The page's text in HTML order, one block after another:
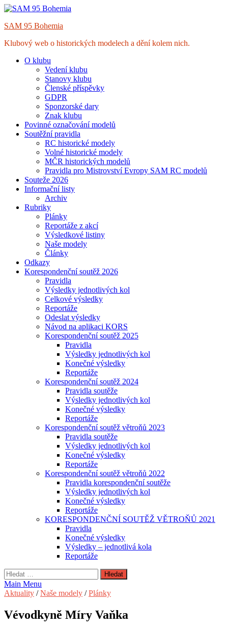
Skip
content
SAM 95 Bohemia
Klubový web o historických modelech a dění kolem nich.
O klubu
Vedení klubu
Stanovy klubu
Členské příspěvky
GDPR
Sponzorské dary
Znak klubu
Povinné označování modelů
Soutěžní pravidla
RC historické modely
Volné historické modely
MČR historických modelů
Pravidla pro Mistrovství Evropy SAM RC modelů
Souteže 2026
Informační listy
Archiv
Rubriky
Plánky
Reportáže z akcí
Výsledkové listiny
Naše modely
Články
Odkazy
Korespondenční soutěž 2026
Pravidla
Výsledky jednotlivých kol
Celkové výsledky
Reportáže
Odeslat výsledky
Návod na aplikaci KORS
Korespondenční soutěž 2025
Pravidla
Výsledky jednotlivých kol
Konečné výsledky
Reportáže
Korespondenční soutěž 2024
Pravidla soutěže
Výsledky jednotlivých kol
Konečné výsledky
Reportáže
Korespondenční soutěž větroňů 2023
Pravidla soutěže
Výsledky jednotlivých kol
Konečné výsledky
Reportáže
Korespondenční soutěž větroňů 2022
Pravidla korespondenční soutěže
Výsledky jednotlivých kol
Konečné výsledky
Reportáže
KORESPONDENČNÍ SOUTĚŽ VĚTROŇŮ 2021
Pravidla
Konečné výsledky
Výsledky – jednotlivá kola
Reportáže
Vyhledávání
Main Menu
Aktuality /Naše modely /Plánky
Vévodkyně Míry Vaňka